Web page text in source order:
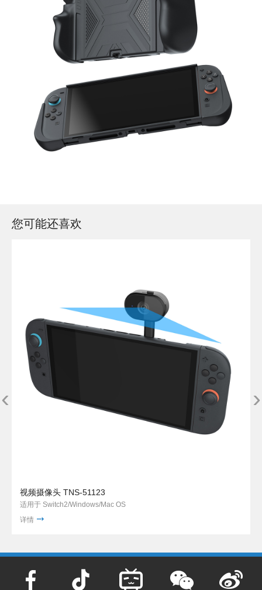
您可能还喜欢
视频摄像头 TNS-51123
适用于 Switch2/Windows/Mac OS
详情
‹ ›